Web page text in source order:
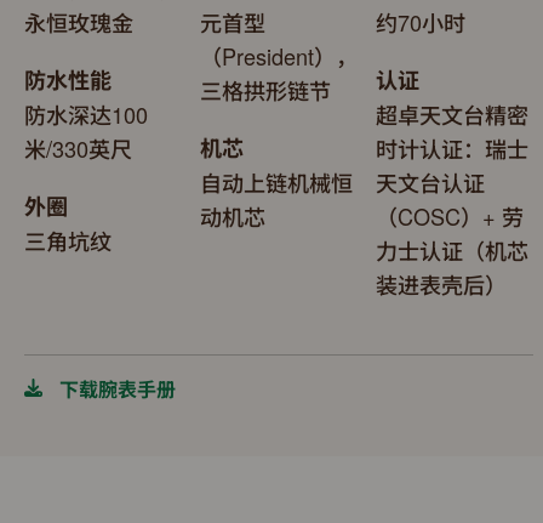
永恒玫瑰金
防水性能
防水深达100
米/330英尺
外圈
三角坑纹
元首型
（President），
三格拱形链节
机芯
自动上链机械恒
动机芯
约70小时
认证
超卓天文台精密
时计认证：瑞士
天文台认证
（COSC）+ 劳
力士认证（机芯
装进表壳后）
下载腕表手册